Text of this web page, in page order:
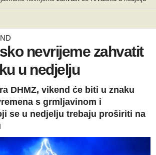
nevrijeme zahvatit
u nedjelju
DHMZ, vikend će biti u znaku
s grmljavinom i
se u nedjelju trebaju proširiti na